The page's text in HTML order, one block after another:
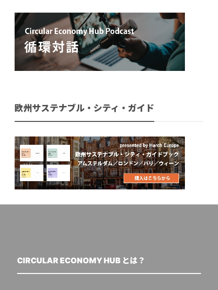
欧州サステナブル・シティ・ガイド
CIRCULAR ECONOMY HUB とは？